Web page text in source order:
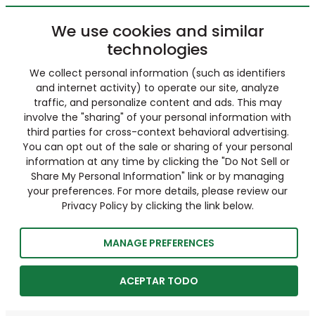
We use cookies and similar
technologies
We collect personal information (such as identifiers
and internet activity) to operate our site, analyze
traffic, and personalize content and ads. This may
involve the "sharing" of your personal information with
third parties for cross-context behavioral advertising.
You can opt out of the sale or sharing of your personal
information at any time by clicking the "Do Not Sell or
Share My Personal Information" link or by managing
your preferences. For more details, please review our
Privacy Policy by clicking the link below.
MANAGE PREFERENCES
ACEPTAR TODO